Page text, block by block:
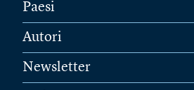
Paesi
Autori
Newsletter